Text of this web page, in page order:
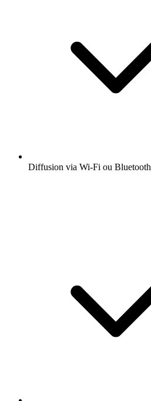
Diffusion via Wi-Fi ou Bluetooth